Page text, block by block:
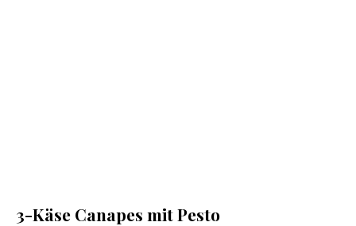
3-Käse Canapes mit Pesto